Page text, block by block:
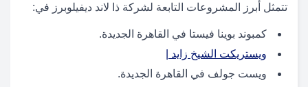
تتمثل أبرز المشروعات التابعة لشركة ذا لاند ديفيلوبرز في:
كمبوند بوينا فيستا في القاهرة الجديدة.
​ويستريكت الشيخ زايد |
ويست جولف في القاهرة الجديدة.